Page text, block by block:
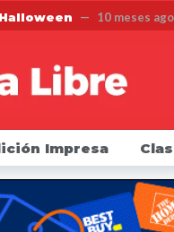
10 meses ago
el condado de
inmigración y
por defectos o
Municipal de
Impresa